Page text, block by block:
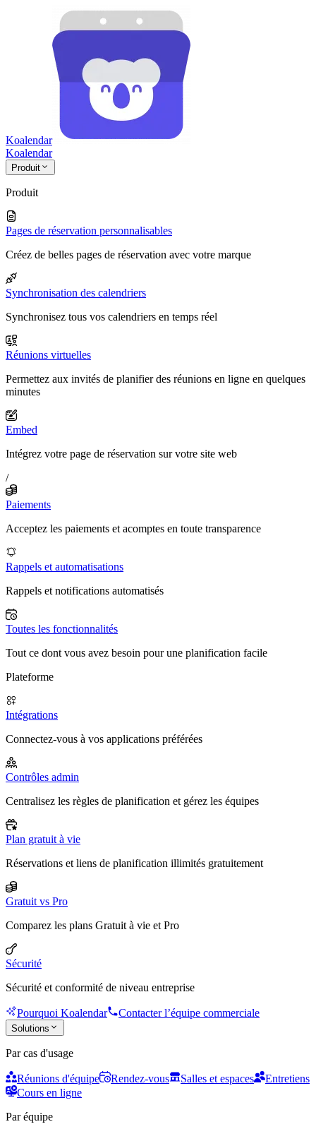
Koalendar
Koalendar
Produit
Produit
Pages de réservation personnalisables
Créez de belles pages de réservation avec votre marque
Synchronisation des calendriers
Synchronisez tous vos calendriers en temps réel
Réunions virtuelles
Permettez aux invités de planifier des réunions en ligne en quelques
minutes
Embed
Intégrez votre page de réservation sur votre site web
/
Paiements
Acceptez les paiements et acomptes en toute transparence
Rappels et automatisations
Rappels et notifications automatisés
Toutes les fonctionnalités
Tout ce dont vous avez besoin pour une planification facile
Plateforme
Intégrations
Connectez-vous à vos applications préférées
Contrôles admin
Centralisez les règles de planification et gérez les équipes
Plan gratuit à vie
Réservations et liens de planification illimités gratuitement
Gratuit vs Pro
Comparez les plans Gratuit à vie et Pro
Sécurité
Sécurité et conformité de niveau entreprise
Pourquoi Koalendar Contacter l’équipe commerciale
Solutions
Par cas d'usage
Réunions d'équipe Rendez-vous Salles et espaces
Entretiens
Cours en ligne
Par équipe